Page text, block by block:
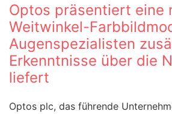
Optos präsentiert eine
Weitwinkel-
Augenspezialisten
Erkenntnisse über die
liefert
Optos plc, das führende